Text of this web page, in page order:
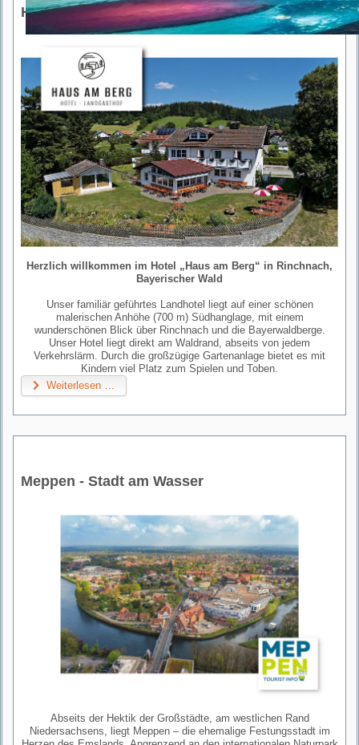
Hotel „Haus am Berg“
Herzlich willkommen im Hotel „Haus am Berg“ in Rinchnach,
Bayerischer Wald
Unser familiär geführtes Landhotel liegt auf einer schönen
malerischen Anhöhe (700 m) Südhanglage, mit einem
wunderschönen Blick über Rinchnach und die Bayerwaldberge.
Unser Hotel liegt direkt am Waldrand, abseits von jedem
Verkehrslärm. Durch die großzügige Gartenanlage bietet es mit
Kindern viel Platz zum Spielen und Toben.
Weiterlesen …
Meppen - Stadt am Wasser
Abseits der Hektik der Großstädte, am westlichen Rand
Niedersachsens, liegt Meppen – die ehemalige Festungsstadt im